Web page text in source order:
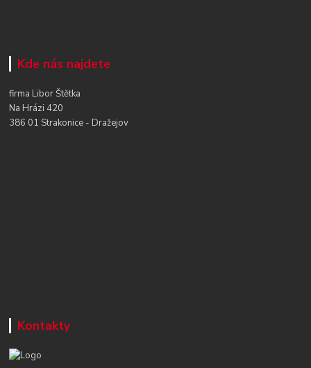
Kde nás najdete
firma Libor Štětka
Na Hrázi 420
386 01 Strakonice - Dražejov
Kontakty